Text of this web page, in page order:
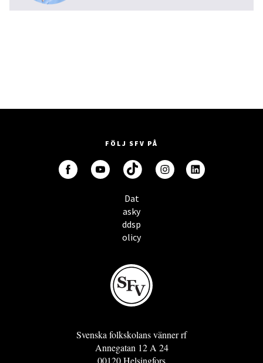
FÖLJ SFV PÅ
Dat
asky
ddsp
olicy
Svenska folkskolans vänner rf
Annegatan 12 A 24
00120 Helsingfors